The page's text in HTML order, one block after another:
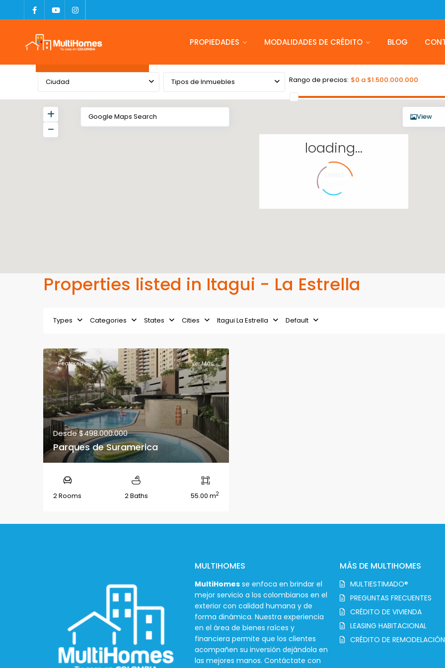
PROPIEDADES MODALIDADES DE CRÉDITO BLOG
Ciudad Tipos de Inmuebles Rango de precios: $0 a $1.500.000.000
loading...
View
Properties listed in Itagui - La Estrella
Types Categories States Cities Itagui La Estrella Default
Featured Ver Más
Desde$498.000.000
Parques de Suramerica
2 Rooms 2 Baths 55.00 m2
MULTIHOMES
MultiHomesse enfoca en brindar el
mejor servicio a los colombianos en el
exterior con calidad humana y de
forma dinámica. Nuestra experiencia
en el área de bienes raíces y
financiera permite que los clientes
acompañen su inversión dejándola en
las mejores manos. Contáctate con
MÁS DE MULTIHOMES
MULTIESTIMADO®
PREGUNTAS FRECUENTES
CRÉDITO DE VIVIENDA
LEASING HABITACIONAL
CRÉDITO DE REMODELACIÓN